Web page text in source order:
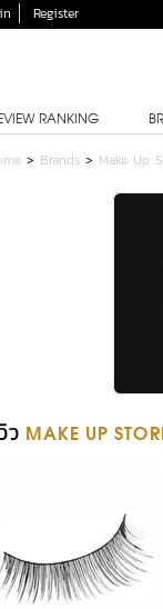
Register
RANKING
> Brands > Make Up
ว MAKE UP